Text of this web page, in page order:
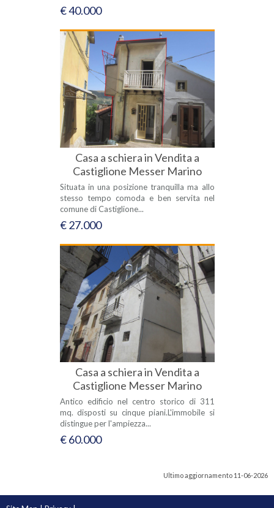
€ 40.000
Casa a schiera in Vendita a
Castiglione Messer Marino
Situata in una posizione tranquilla ma allo
stesso tempo comoda e ben servita nel
comune di Castiglione...
€ 27.000
Casa a schiera in Vendita a
Castiglione Messer Marino
Antico edificio nel centro storico di 311
mq. disposti su cinque piani.L'immobile si
distingue per l'ampiezza...
€ 60.000
Ultimo aggiornamento 11-06-2026